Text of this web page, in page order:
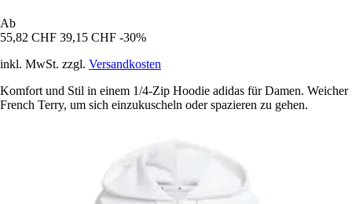
Ab
55,82 CHF 39,15 CHF -30%
inkl. MwSt. zzgl. Versandkosten
Komfort und Stil in einem 1/4-Zip Hoodie adidas für Damen. Weicher
French Terry, um sich einzukuscheln oder spazieren zu gehen.